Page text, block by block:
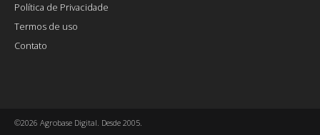
Política de Privacidade
Termos de uso
Contato
©2026 Agrobase Digital. Desde 2005.